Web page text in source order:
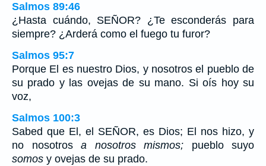
Salmos 89:46
¿Hasta cuándo, SEÑOR? ¿Te esconderás para
siempre? ¿Arderá como el fuego tu furor?
Salmos 95:7
Porque El es nuestro Dios, y nosotros el pueblo de
su prado y las ovejas de su mano. Si oís hoy su
voz,
Salmos 100:3
Sabed que El, el SEÑOR, es Dios; El nos hizo, y
no nosotros a nosotros mismos; pueblo suyo
somos y ovejas de su prado.